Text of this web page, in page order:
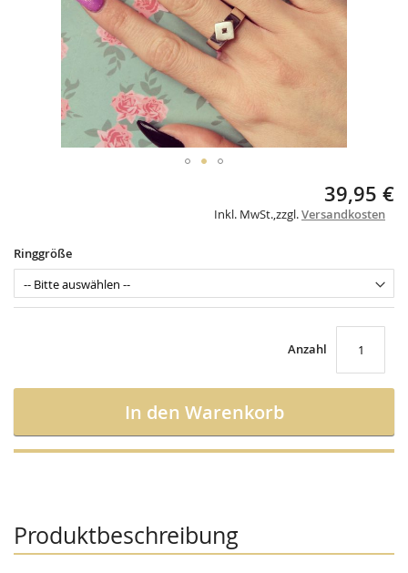
of
images
gallery
39,95 €
Inkl. MwSt.,zzgl.Versandkosten
Ringgröße
Anzahl
In den Warenkorb
Produktbeschreibung